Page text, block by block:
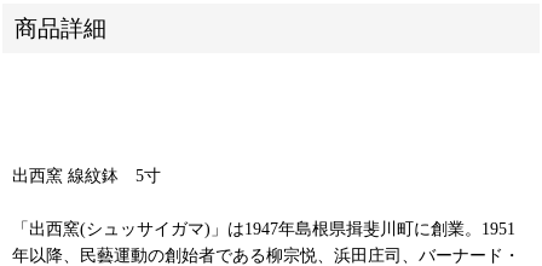
商品詳細
出西窯 線紋鉢 5寸
「出西窯(シュッサイガマ)」は1947年島根県揖斐川町に創業。1951
年以降、民藝運動の創始者である柳宗悦、浜田庄司、バーナード・